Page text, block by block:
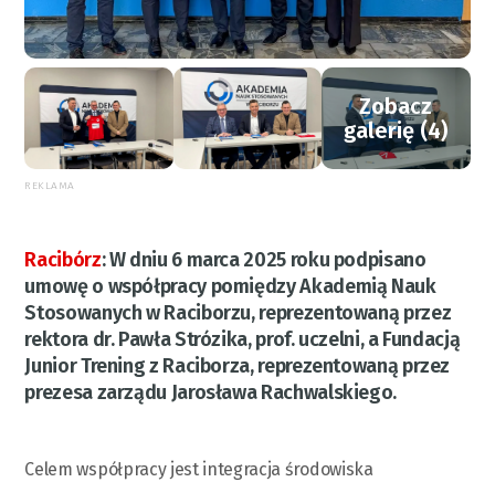
Zobacz
galerię (4)
REKLAMA
Racibórz:W dniu 6 marca 2025 roku podpisano
umowę o współpracy pomiędzy Akademią Nauk
Stosowanych w Raciborzu, reprezentowaną przez
rektora dr. Pawła Strózika, prof. uczelni, a Fundacją
Junior Trening z Raciborza, reprezentowaną przez
prezesa zarządu Jarosława Rachwalskiego.
Celem współpracy jest integracja środowiska